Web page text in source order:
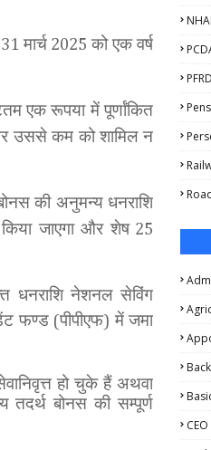
मार्च2025 को एक वर्ष
एक रूपया में पूर्णांकित
उससे कम को शामिल न
की अनुमन्य धनराशि
जाएगा और शेष25
धनराशि नेशनल सेविंग
फण्ड(पीपीएफ) में जमा
हो चुके हैं अथवा
तदर्थ बोनस की सम्पूर्ण
NHAI